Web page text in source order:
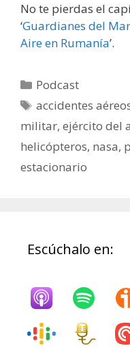
No te pierdas el
‘Guardianes del
Aire en Rumanía’.
Categorías
Podcast
Etiquetas
accidentes
militar, ejército del
helicópteros, nasa,
estacionario
Escúchalo en: